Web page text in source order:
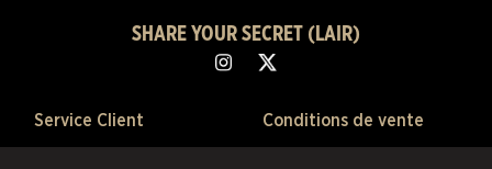
SHARE YOUR SECRET (LAIR)
Service Client Conditions de vente